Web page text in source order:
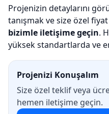
Projenizin detaylarını
tanışmak ve size özel
bizimle iletişime geçin.
yüksek standartlarda ve
Projenizi Konuşalım
Size özel teklif veya
hemen iletişime geçin.